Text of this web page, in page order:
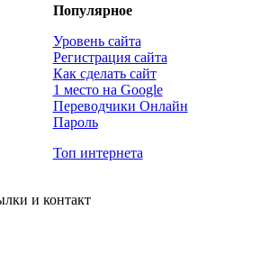
Популярное
Уровень сайта
Регистрация сайта
Как сделать сайт
1 место на Google
Переводчики Онлайн
Пароль
Топ интернета
и контакт